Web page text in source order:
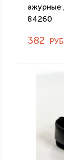
ажурные
84260
382